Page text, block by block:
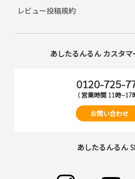
レビュー投稿規約
あしたるんるん カスタマ
0120-725-
( 営業時間 11時~17
お問い合わせ
あしたるんるん